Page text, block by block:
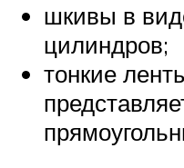
шкивы в
цилиндров;
тонкие